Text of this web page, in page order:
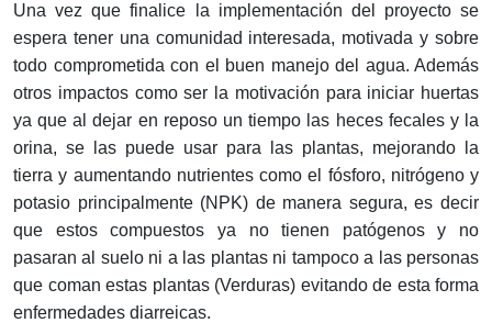
Una vez que finalice la implementación del proyecto se
espera tener una comunidad interesada, motivada y sobre
todo comprometida con el buen manejo del agua. Además
otros impactos como ser la motivación para iniciar huertas
ya que al dejar en reposo un tiempo las heces fecales y la
orina, se las puede usar para las plantas, mejorando la
tierra y aumentando nutrientes como el fósforo, nitrógeno y
potasio principalmente (NPK) de manera segura, es decir
que estos compuestos ya no tienen patógenos y no
pasaran al suelo ni a las plantas ni tampoco a las personas
que coman estas plantas (Verduras) evitando de esta forma
enfermedades diarreicas.